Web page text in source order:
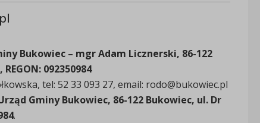
Bukowiec – mgr Adam Licznerski, 86-122
092350984
tel: 52 33 093 27, email: rodo@bukowiec.pl
Gminy Bukowiec, 86-122 Bukowiec, ul. Dr
.